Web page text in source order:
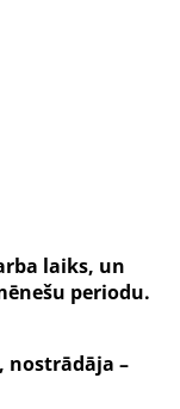
laiks, un
periodu.
nostrādāja –